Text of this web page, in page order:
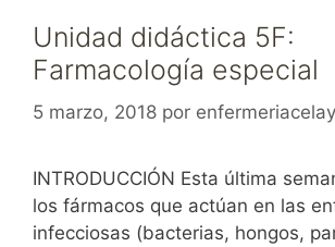
Unidad didáctica 5F:
Farmacología especial
5 marzo, 2018 por
INTRODUCCIÓN Esta última
los fármacos que actúan en las
infecciosas (bacterias, hongos,